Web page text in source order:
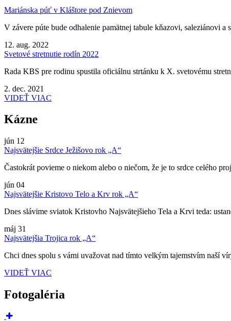
Mariánska púť v Kláštore pod Znievom
V závere púte bude odhalenie pamätnej tabule kňazovi, saleziánovi
12. aug. 2022
Svetové stretnutie rodín 2022
Rada KBS pre rodinu spustila oficiálnu strtánku k X. svetovému
2. dec. 2021
VIDEŤ VIAC
Kázne
jún 12
Najsvätejšie Srdce Ježišovo rok „A“
Častokrát povieme o niekom alebo o niečom, že je to srdce celého
jún 04
Najsvätejšie Kristovo Telo a Krv rok „A“
Dnes slávime sviatok Kristovho Najsvätejšieho Tela a Krvi teda:
máj 31
Najsvätejšia Trojica rok „A“
Chci dnes spolu s vámi uvažovat nad tímto velkým tajemstvím naší
VIDEŤ VIAC
Fotogaléria